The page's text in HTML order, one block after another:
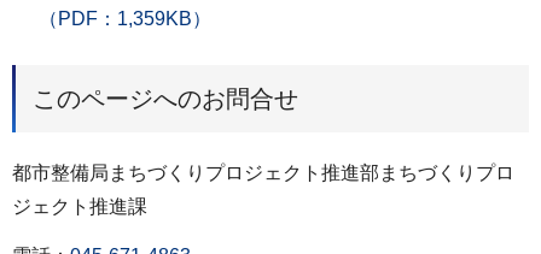
（PDF：1,359KB）
このページへのお問合せ
都市整備局まちづくりプロジェクト推進部まちづくりプロ
ジェクト推進課